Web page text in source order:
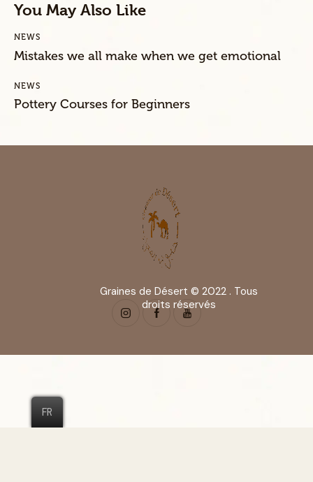
You May Also Like
NEWS
Mistakes we all make when we get emotional
NEWS
Pottery Courses for Beginners
Graines de Désert © 2022 . Tous
droits réservés
FR